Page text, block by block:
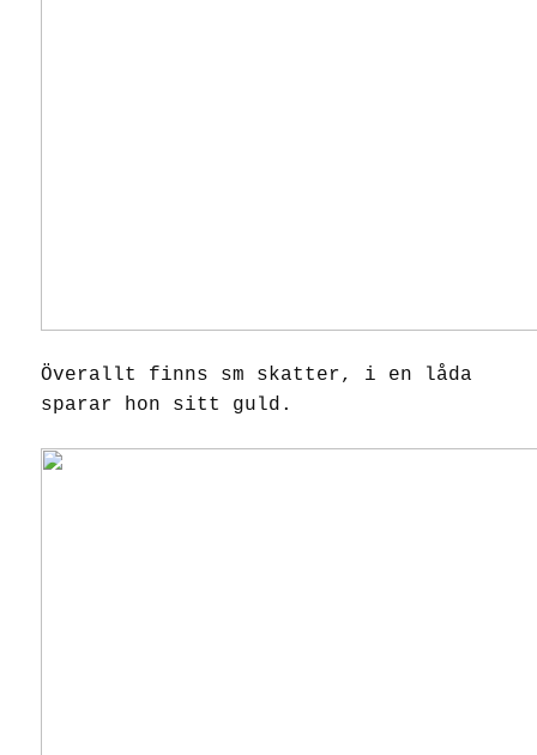
Överallt finns sm skatter, i en låda
sparar hon sitt guld.